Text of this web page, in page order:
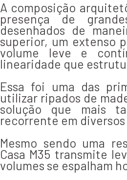
A composição
presença de
desenhados de
superior, um extenso
volume leve e
linearidade que
Essa foi uma das
utilizar ripados de
solução que mais
recorrente em
Mesmo sendo uma
Casa M35 transmite
volumes se espalham